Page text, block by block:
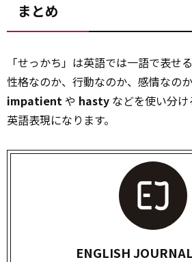
まとめ
「せっかち」は英語では一語で表せ
性格なのか、行動なのか、感情なのか
impatientや hasty などを使い分
英語表現になります。
ENGLISH